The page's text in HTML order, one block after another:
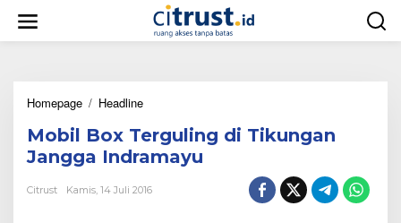
w
Homepage / Headline
b
i
l
B
o
Mobil Box Terguling di Tikungan
Jangga Indramayu
Citrust Kamis, 14 Juli 2016